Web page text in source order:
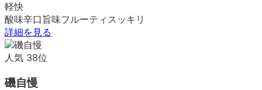
軽快
酸味辛口 旨味フルーティ スッキリ
詳細を見る
人気 38位
磯自慢